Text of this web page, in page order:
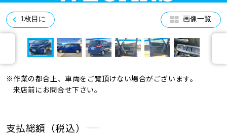
0120-733-500
1枚目に 画像一覧
※作業の都合上、車両をご覧頂けない場合がございます。
来店前にお問合せ下さい。
支払総額（税込）